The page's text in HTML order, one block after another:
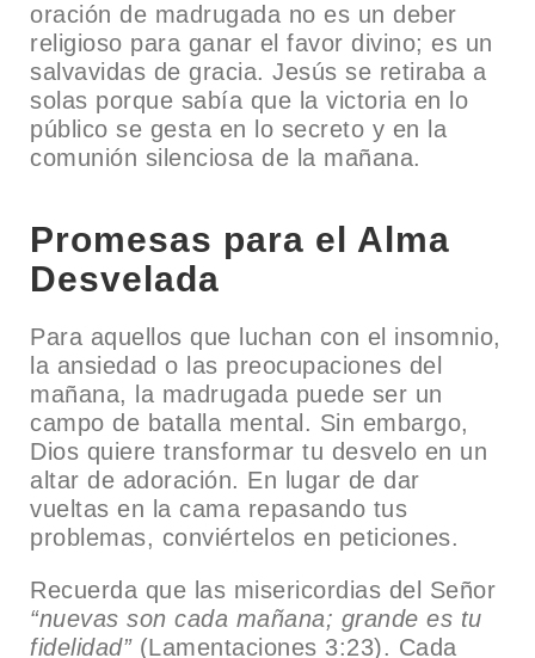
oración de madrugada no es un deber
religioso para ganar el favor divino; es un
salvavidas de gracia. Jesús se retiraba a
solas porque sabía que la victoria en lo
público se gesta en lo secreto y en la
comunión silenciosa de la mañana.
Promesas para el Alma
Desvelada
Para aquellos que luchan con el insomnio,
la ansiedad o las preocupaciones del
mañana, la madrugada puede ser un
campo de batalla mental. Sin embargo,
Dios quiere transformar tu desvelo en un
altar de adoración. En lugar de dar
vueltas en la cama repasando tus
problemas, conviértelos en peticiones.
Recuerda que las misericordias del Señor
“nuevas son cada mañana; grande es tu
fidelidad”(Lamentaciones 3:23). Cada